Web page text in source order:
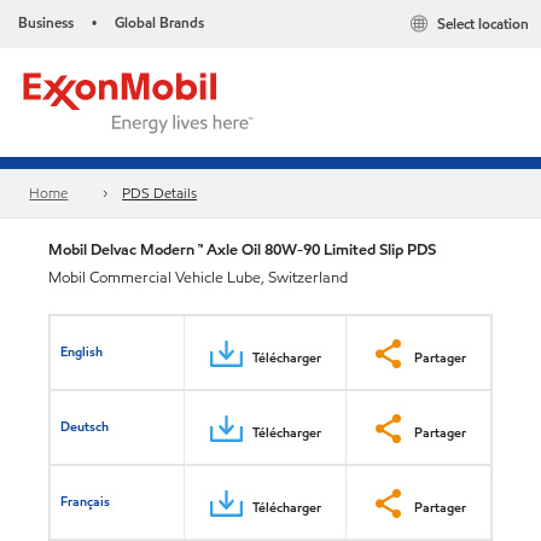
Business • Global Brands Select location
Home PDS Details
Mobil Delvac Modern ™ Axle Oil 80W-90 Limited Slip PDS
Mobil Commercial Vehicle Lube, Switzerland
English Télécharger Partager
Deutsch Télécharger Partager
Français Télécharger Partager